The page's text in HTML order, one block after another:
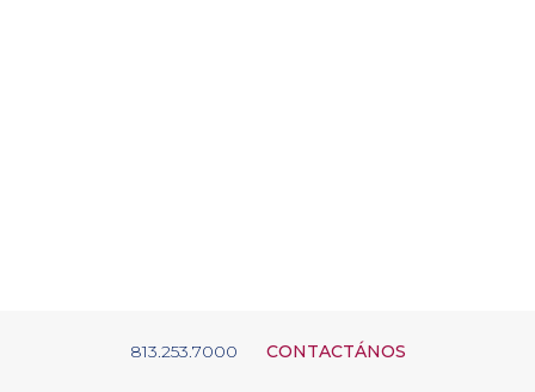
813.253.7000 CONTACTÁNOS